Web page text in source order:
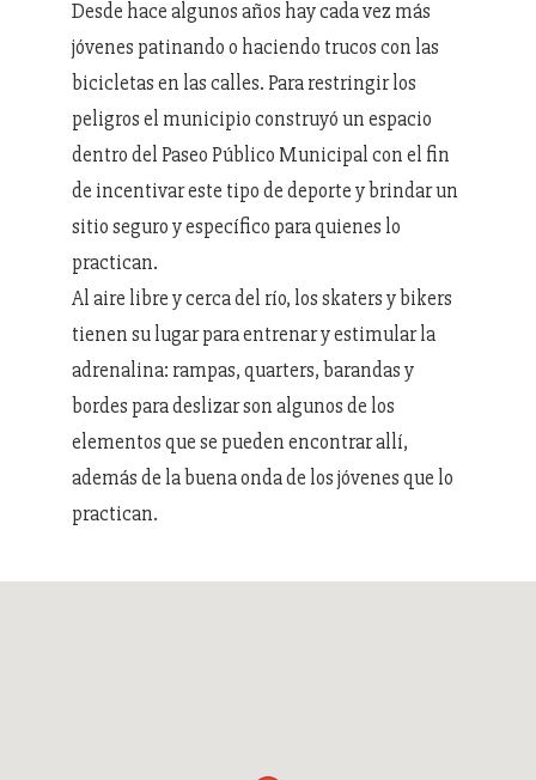
Desde hace algunos años hay cada vez más
jóvenes patinando o haciendo trucos con las
bicicletas en las calles. Para restringir los
peligros el municipio construyó un espacio
dentro del Paseo Público Municipal con el fin
de incentivar este tipo de deporte y brindar un
sitio seguro y específico para quienes lo
practican.
Al aire libre y cerca del río, los skaters y bikers
tienen su lugar para entrenar y estimular la
adrenalina: rampas, quarters, barandas y
bordes para deslizar son algunos de los
elementos que se pueden encontrar allí,
además de la buena onda de los jóvenes que lo
practican.